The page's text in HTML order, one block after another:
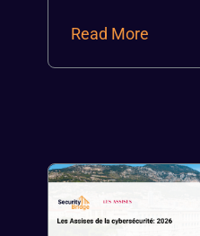
Read More